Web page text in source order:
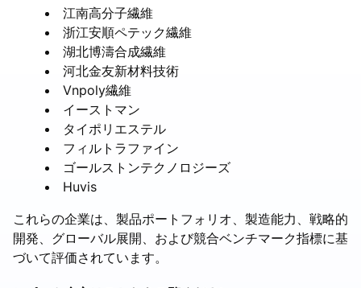
江南高分子繊維
浙江安順ペテック繊維
湖北博濤合成繊維
河北金友新材料技術
Vnpoly繊維
イーストマン
タイポリエステル
フィルトラファイン
ゴールストンテクノロジーズ
Huvis
これらの企業は、製品ポートフォリオ、製造能力、戦略的
開発、グローバル展開、および競合ベンチマーク指標に基
づいて評価されています。